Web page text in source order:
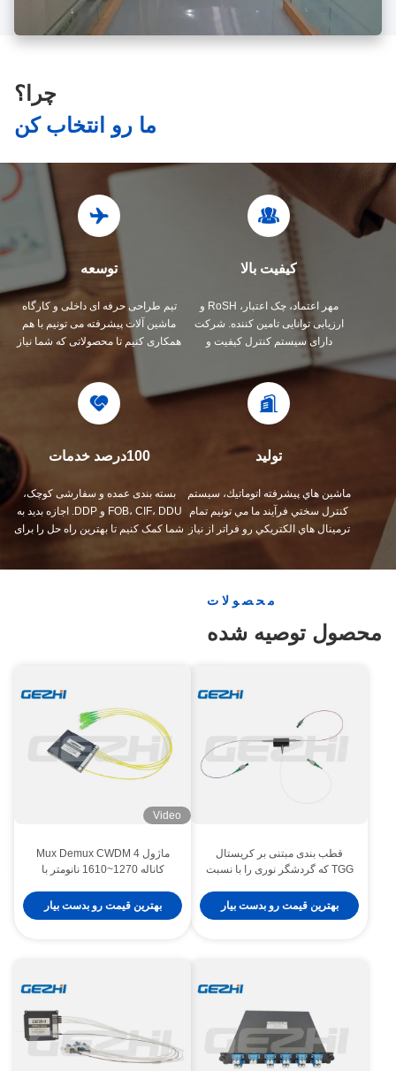
چرا؟
ما رو انتخاب کن
کیفیت بالا
مهر اعتماد، چک اعتبار، RoSH و
ارزیابی توانایی تامین کننده. شرکت
دارای سیستم کنترل کیفیت و
آزمایشگاه تست حرفه ای است.
توسعه
تیم طراحی حرفه ای داخلی و کارگاه
ماشین آلات پیشرفته می تونیم با هم
همکاری کنیم تا محصولاتی که شما نیاز
تولید
ماشين هاي پیشرفته اتوماتيك، سيستم
کنترل سختي فرآیند ما مي تونيم تمام
ترمينال هاي الکتريکي رو فراتر از نياز
100درصد خدمات
بسته بندی عمده و سفارشی کوچک،
FOB، CIF، DDU و DDP. اجازه بدید به
شما کمک کنیم تا بهترین راه حل را برای
محصولات
محصول توصیه شده
قطب بندی مبتنی بر کریستال
TGG که گردشگر نوری را با نسبت
پایین و پوشش طول موج گسترده
بهترین قیمت رو بدست بیار
Video
ماژول Mux Demux CWDM 4
کاناله 1270~1610 نانومتر با
بهترین قیمت رو بدست بیار